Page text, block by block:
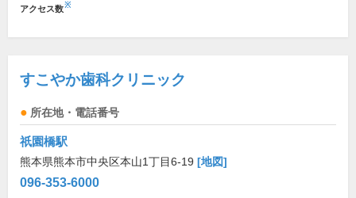
アクセス数※
すこやか歯科クリニック
所在地・電話番号
祇園橋駅
熊本県熊本市中央区本山1丁目6-19 [地図]
096-353-6000